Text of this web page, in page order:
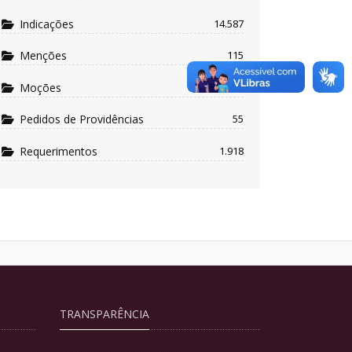
Indicações 14.587
Menções 115
Moções 112
Pedidos de Providências 55
Requerimentos 1.918
TRANSPARÊNCIA